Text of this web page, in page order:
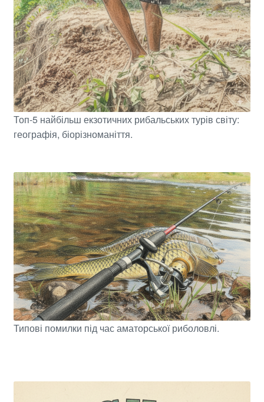
Топ-5 найбільш екзотичних рибальських турів світу:
географія, біорізноманіття.
Типові помилки під час аматорської риболовлі.